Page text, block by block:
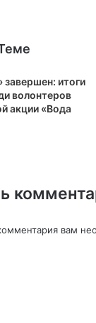
итоги
волонтеров
акции «Вода
вам